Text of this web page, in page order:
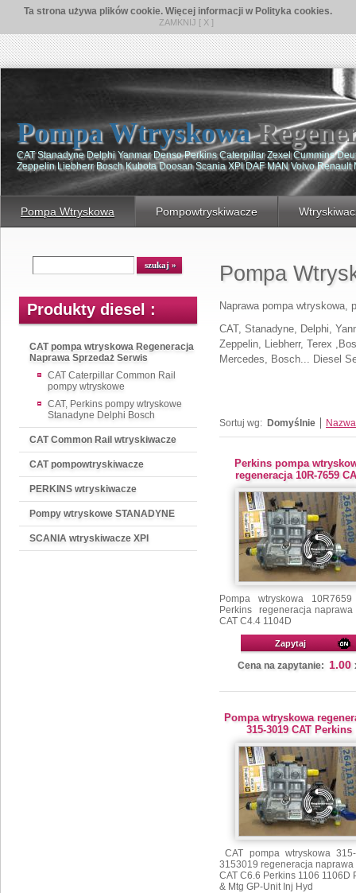
Ta strona używa plików cookie. Więcej informacji w Polityka cookies.
ZAMKNIJ [ X ]
Pompa Wtryskowa
CAT Stanadyne Delphi Yanmar Denso Perkins Caterpillar Zexel Cummins
Zeppelin Liebherr Bosch Kubota Doosan Scania XPI DAF MAN Volvo Renault
Pompa Wtryskowa Pompowtryskiwacze
Produkty diesel :
CAT pompa wtryskowa Regeneracja
Naprawa Sprzedaż Serwis
CAT Caterpillar Common Rail
pompy wtryskowe
CAT, Perkins pompy wtryskowe
Stanadyne Delphi Bosch
CAT Common Rail wtryskiwacze
CAT pompowtryskiwacze
PERKINS wtryskiwacze
Pompy wtryskowe STANADYNE
SCANIA wtryskiwacze XPI
Pompa
Naprawa pompa wtryskowa,
CAT, Stanadyne, Delphi,
Zeppelin, Liebherr, Terex
Mercedes, Bosch... Diesel
Sortuj wg: Domyślnie Nazwa
Perkins pompa
regeneracja 10R-7659
Pompa wtryskowa 10R7659
Perkins regeneracja naprawa
CAT C4.4 1104D
Zapytaj
Cena na zapytanie: 1.00
Pompa wtryskowa
315-3019 CAT Perkins
CAT pompa wtryskowa
3153019 regeneracja naprawa
CAT C6.6 Perkins 1106 1106D
& Mtg GP-Unit Inj Hyd